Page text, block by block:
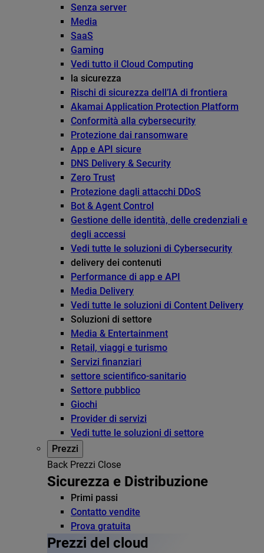
Senza server
Media
SaaS
Gaming
Vedi tutto il Cloud Computing
la sicurezza
Rischi di sicurezza dell’IA di frontiera
Akamai Application Protection Platform
Conformità alla cybersecurity
Protezione dai ransomware
App e API sicure
DNS Delivery & Security
Zero Trust
Protezione dagli attacchi DDoS
Bot & Agent Control
Gestione delle identità, delle credenziali e
degli accessi
Vedi tutte le soluzioni di Cybersecurity
delivery dei contenuti
Performance di app e API
Media Delivery
Vedi tutte le soluzioni di Content Delivery
Soluzioni di settore
Media & Entertainment
Retail, viaggi e turismo
Servizi finanziari
settore scientifico-sanitario
Settore pubblico
Giochi
Provider di servizi
Vedi tutte le soluzioni di settore
Prezzi
Back Prezzi Close
Sicurezza e Distribuzione
Primi passi
Contatto vendite
Prova gratuita
Prezzi del cloud